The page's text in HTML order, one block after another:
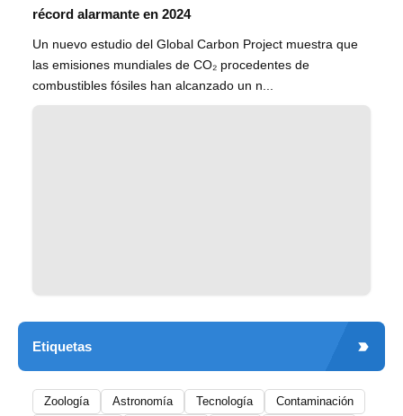
récord alarmante en 2024
Un nuevo estudio del Global Carbon Project muestra que
las emisiones mundiales de CO₂ procedentes de
combustibles fósiles han alcanzado un n...
Etiquetas
Zoología Astronomía Tecnología
Contaminación